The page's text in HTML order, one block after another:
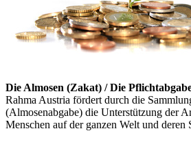
Die Almosen (Zakat) / Die
Rahma Austria fördert durch die
(Almosenabgabe) die Unterstützung der
Menschen auf der ganzen Welt und deren